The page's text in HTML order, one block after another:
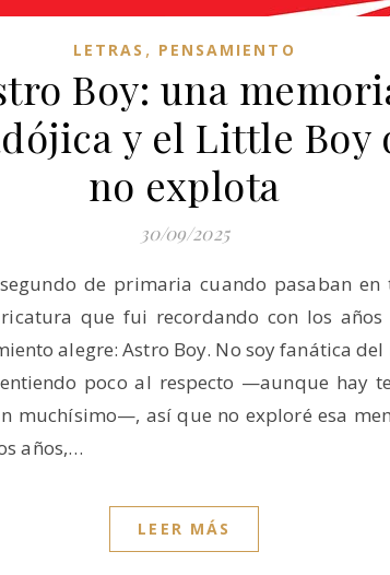
LETRAS , PENSAMIENTO
Boy: una
y el Little Boy
no explota
30/09/2025
de primaria cuando pasaban en
que fui recordando con los años
alegre: Astro Boy. No soy fanática del
poco al respecto —aunque hay
muchísimo—, así que no exploré esa
años,…
LEER MÁS